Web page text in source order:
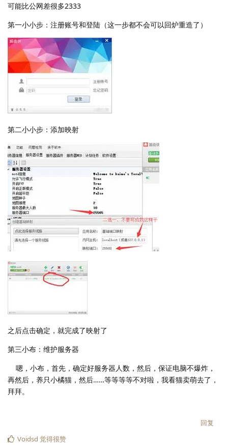
可能比公网差很多2333
第一小小步：注册账号和登陆（这一步都不会可以回炉重造了）
第二小小步：添加映射
之后点击确定，就完成了映射了
第三小布：维护服务器
嗯，小布，首先，确定好服务器人数，然后，保证电脑不爆炸，
再然后，养只小橘猫，然后……等等等等不对啦，我看猫卖萌去了，
拜拜。
回复
Voidsd 觉得很赞